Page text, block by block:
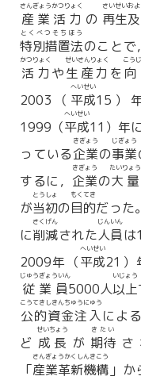
産業活力
さんぎょうかつりょく
の 再生及
さいせいおよ
特別措置法
とくべつそちほう
のことで，
活力
かつりょく
や生産力
せいさんりょく
を
こう
2003（ 平成
へいせい
15）
1999（平成
へいせい
11）年に
っている企業
きぎょう
の事業
じぎょう
するに， 企業
きぎょう
の大量
たいりょう
が当初
とうしょ
の目的
もくてき
だった
に削減
さくげん
された人員
じんいん
は
2009年（平成
へいせい
21）
従業員
じゅうぎょういん
5000人以上
いじょう
公的資金注入
こうてきしきんちゅうにゅう
による
ど 成長
せいちょう
が 期待
きたい
「産業革新機構
さんぎょうかくしんきこう
」か